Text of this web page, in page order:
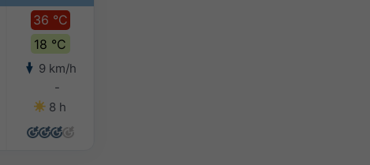
36 °C
18 °C
9 km/h
-
8 h